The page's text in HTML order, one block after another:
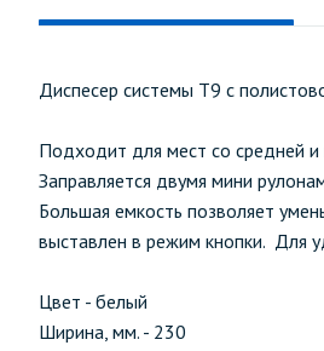
Диспесер системы T9 с
Подходит для мест со средней и
Заправляется двумя мини
Большая емкость позволяет
выставлен в режим кнопки. Для
Цвет - белый
Ширина, мм. - 230